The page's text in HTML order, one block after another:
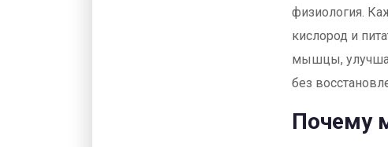
физиология.
кислород и
мышцы,
без
Почему